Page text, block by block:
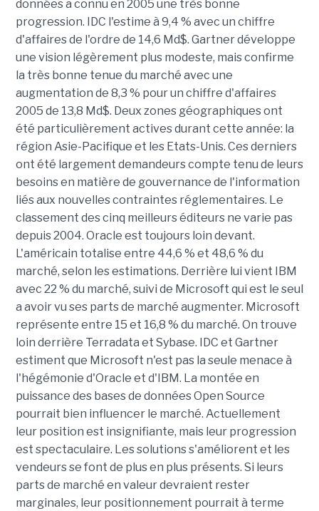
données a connu en 2005 une très bonne
progression. IDC l'estime à 9,4 % avec un chiffre
d'affaires de l'ordre de 14,6 Md$. Gartner développe
une vision légèrement plus modeste, mais confirme
la très bonne tenue du marché avec une
augmentation de 8,3 % pour un chiffre d'affaires
2005 de 13,8 Md$. Deux zones géographiques ont
été particulièrement actives durant cette année: la
région Asie-Pacifique et les Etats-Unis. Ces derniers
ont été largement demandeurs compte tenu de leurs
besoins en matière de gouvernance de l'information
liés aux nouvelles contraintes réglementaires. Le
classement des cinq meilleurs éditeurs ne varie pas
depuis 2004. Oracle est toujours loin devant.
L'américain totalise entre 44,6 % et 48,6 % du
marché, selon les estimations. Derrière lui vient IBM
avec 22 % du marché, suivi de Microsoft qui est le seul
a avoir vu ses parts de marché augmenter. Microsoft
représente entre 15 et 16,8 % du marché. On trouve
loin derrière Terradata et Sybase. IDC et Gartner
estiment que Microsoft n'est pas la seule menace à
l'hégémonie d'Oracle et d'IBM. La montée en
puissance des bases de données Open Source
pourrait bien influencer le marché. Actuellement
leur position est insignifiante, mais leur progression
est spectaculaire. Les solutions s'améliorent et les
vendeurs se font de plus en plus présents. Si leurs
parts de marché en valeur devraient rester
marginales, leur positionnement pourrait à terme